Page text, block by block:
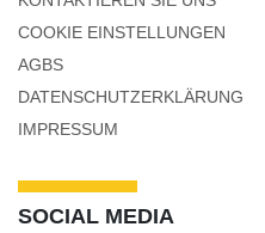
COOKIE EINSTELLUNGEN
AGBS
DATENSCHUTZERKLÄRUNG
IMPRESSUM
SOCIAL MEDIA